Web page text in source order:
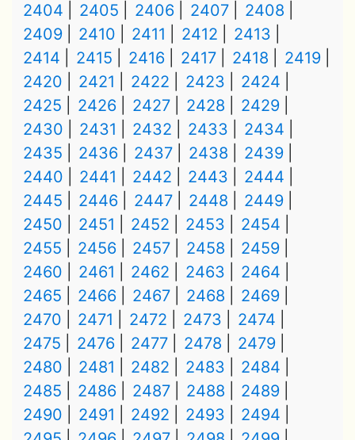
2404
2405 2406 2407
2408
2409
2410 2411 2412
2413
2414
2415 2416 2417 2418
2419
2420
2421 2422 2423
2424
2425
2426 2427 2428
2429
2430
2431 2432 2433
2434
2435
2436 2437 2438
2439
2440
2441 2442 2443
2444
2445
2446 2447 2448
2449
2450
2451 2452 2453
2454
2455
2456 2457 2458
2459
2460
2461 2462 2463
2464
2465
2466 2467 2468
2469
2470
2471 2472 2473
2474
2475
2476 2477 2478
2479
2480
2481 2482 2483
2484
2485
2486 2487 2488
2489
2490
2491 2492 2493
2494